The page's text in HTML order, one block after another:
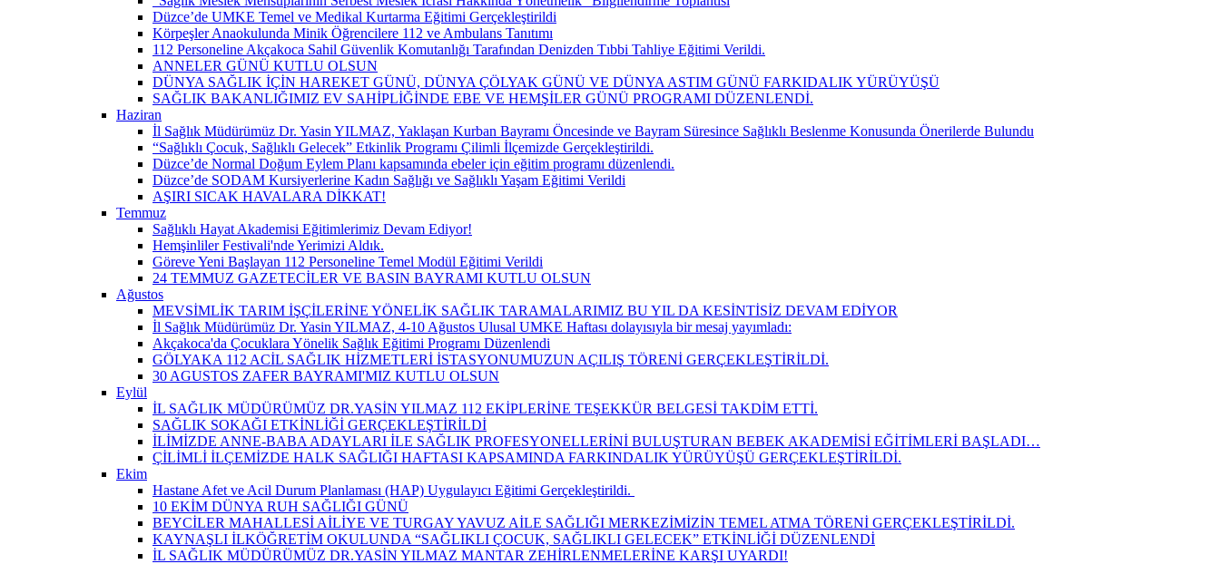
Düzce’de UMKE Temel ve Medikal Kurtarma Eğitimi Gerçekleştirildi
Körpeşler Anaokulunda Minik Öğrencilere 112 ve Ambulans Tanıtımı
112 Personeline Akçakoca Sahil Güvenlik Komutanlığı Tarafından Denizden Tıbbi Tahliye Eğitimi Verildi.
ANNELER GÜNÜ KUTLU OLSUN
DÜNYA SAĞLIK İÇİN HAREKET GÜNÜ, DÜNYA ÇÖLYAK GÜNÜ VE DÜNYA ASTIM GÜNÜ FARKIDALIK YÜRÜYÜŞÜ
SAĞLIK BAKANLIĞIMIZ EV SAHİPLİĞİNDE EBE VE HEMŞİLER GÜNÜ PROGRAMI DÜZENLENDİ.
Haziran
İl Sağlık Müdürümüz Dr. Yasin YILMAZ, Yaklaşan Kurban Bayramı Öncesinde ve Bayram Süresince Sağlıklı Beslenme Konusunda Önerilerde Bulundu
“Sağlıklı Çocuk, Sağlıklı Gelecek” Etkinlik Programı Çilimli İlçemizde Gerçekleştirildi.
Düzce’de Normal Doğum Eylem Planı kapsamında ebeler için eğitim programı düzenlendi.
Düzce’de SODAM Kursiyerlerine Kadın Sağlığı ve Sağlıklı Yaşam Eğitimi Verildi
AŞIRI SICAK HAVALARA DİKKAT!
Temmuz
Sağlıklı Hayat Akademisi Eğitimlerimiz Devam Ediyor!
Hemşinliler Festivali'nde Yerimizi Aldık.
Göreve Yeni Başlayan 112 Personeline Temel Modül Eğitimi Verildi
24 TEMMUZ GAZETECİLER VE BASIN BAYRAMI KUTLU OLSUN
Ağustos
MEVSİMLİK TARIM İŞÇİLERİNE YÖNELİK SAĞLIK TARAMALARIMIZ BU YIL DA KESİNTİSİZ DEVAM EDİYOR
İl Sağlık Müdürümüz Dr. Yasin YILMAZ, 4-10 Ağustos Ulusal UMKE Haftası dolayısıyla bir mesaj yayımladı:
Akçakoca'da Çocuklara Yönelik Sağlık Eğitimi Programı Düzenlendi
GÖLYAKA 112 ACİL SAĞLIK HİZMETLERİ İSTASYONUMUZUN AÇILIŞ TÖRENİ GERÇEKLEŞTİRİLDİ.
30 AGUSTOS ZAFER BAYRAMI'MIZ KUTLU OLSUN
Eylül
İL SAĞLIK MÜDÜRÜMÜZ DR.YASİN YILMAZ 112 EKİPLERİNE TEŞEKKÜR BELGESİ TAKDİM ETTİ.
SAĞLIK SOKAĞI ETKİNLİĞİ GERÇEKLEŞTİRİLDİ
İLİMİZDE ANNE-BABA ADAYLARI İLE SAĞLIK PROFESYONELLERİNİ BULUŞTURAN BEBEK AKADEMİSİ EĞİTİMLERİ BAŞLADI…
ÇİLİMLİ İLÇEMİZDE HALK SAĞLIĞI HAFTASI KAPSAMINDA FARKINDALIK YÜRÜYÜŞÜ GERÇEKLEŞTİRİLDİ.
Ekim
Hastane Afet ve Acil Durum Planlaması (HAP) Uygulayıcı Eğitimi Gerçekleştirildi. ​
10 EKİM DÜNYA RUH SAĞLIĞI GÜNÜ
BEYCİLER MAHALLESİ AİLİYE VE TURGAY YAVUZ AİLE SAĞLIĞI MERKEZİMİZİN TEMEL ATMA TÖRENİ GERÇEKLEŞTİRİLDİ.
KAYNAŞLI İLKÖĞRETİM OKULUNDA “SAĞLIKLI ÇOCUK, SAĞLIKLI GELECEK” ETKİNLİĞİ DÜZENLENDİ
İL SAĞLIK MÜDÜRÜMÜZ DR.YASİN YILMAZ MANTAR ZEHİRLENMELERİNE KARŞI UYARDI!